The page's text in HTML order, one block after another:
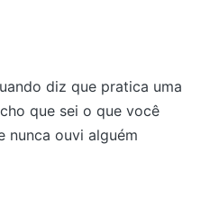
diz que pratica uma
que sei o que você
nunca ouvi alguém